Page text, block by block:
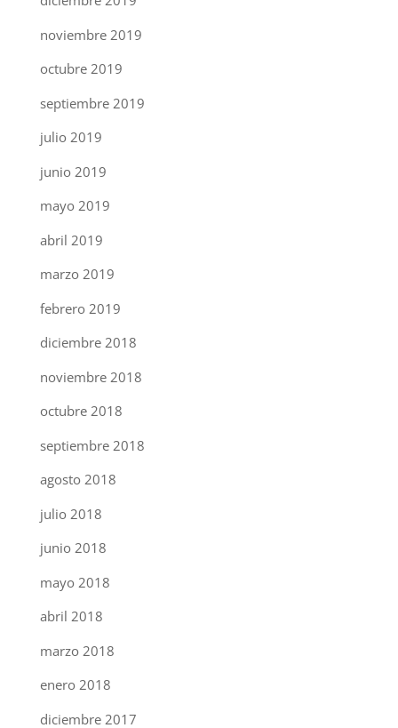
noviembre 2019
octubre 2019
septiembre 2019
julio 2019
junio 2019
mayo 2019
abril 2019
marzo 2019
febrero 2019
diciembre 2018
noviembre 2018
octubre 2018
septiembre 2018
agosto 2018
julio 2018
junio 2018
mayo 2018
abril 2018
marzo 2018
enero 2018
diciembre 2017